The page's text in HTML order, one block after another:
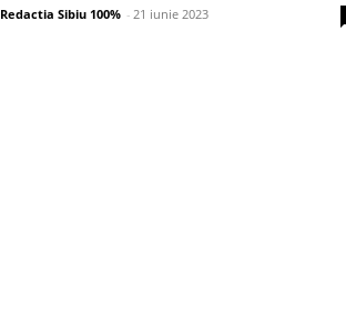
Redactia Sibiu 100% - 21 iunie 2023